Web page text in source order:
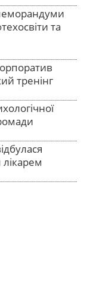
та
тренінг
лікарем